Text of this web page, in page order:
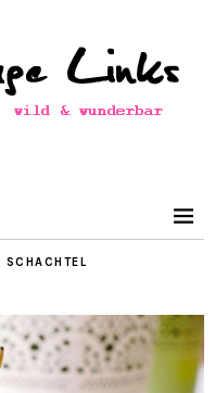
SCHACHTEL